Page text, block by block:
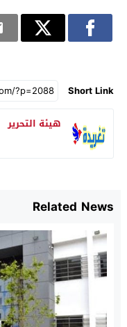
Short Link
هيئة التحرير
Related News